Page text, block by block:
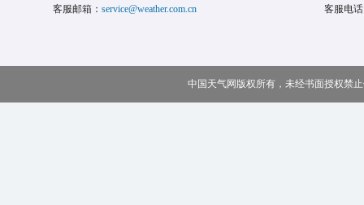
客服邮箱： service@weather.com.cn 客服电
中国天气网版权所有，未经书面授权